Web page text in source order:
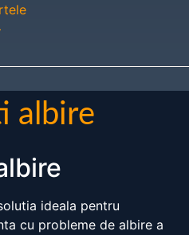
albire
ideala pentru
cu probleme de albire a